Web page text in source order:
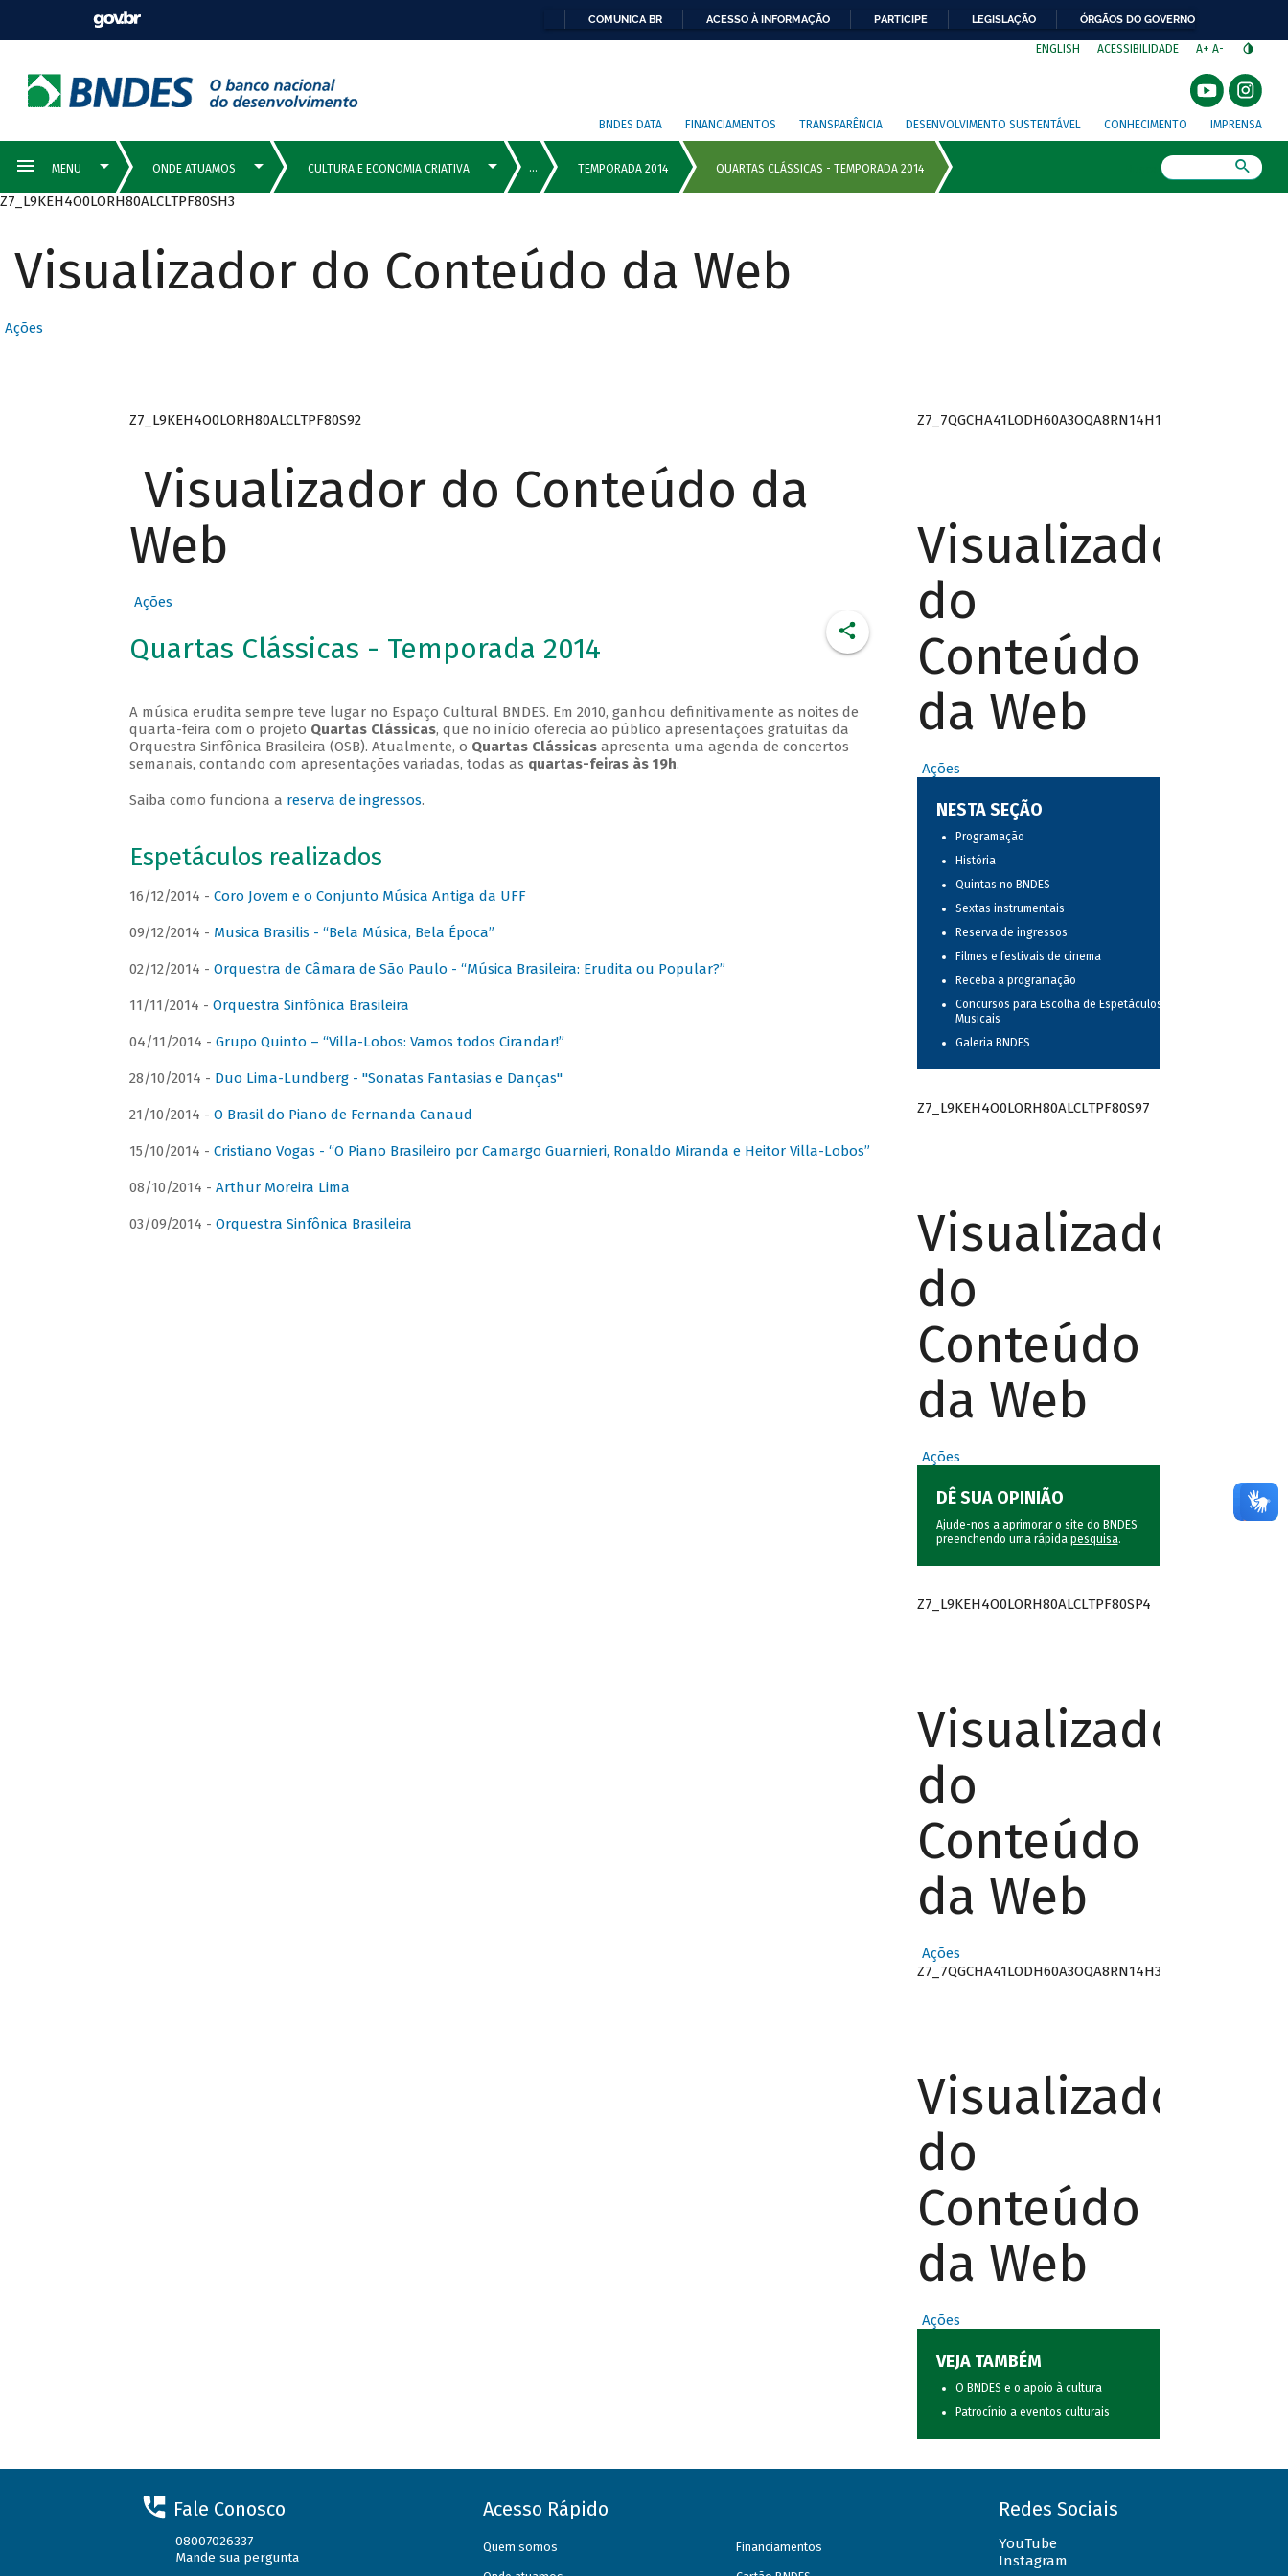
COMUNICA BR ACESSO À INFORMAÇÃO PARTICIPE LEGISLAÇÃO ÓRGÃOS DO GOVERNO
ENGLISH ACESSIBILIDADE A+ A-
BNDES DATA FINANCIAMENTOS TRANSPARÊNCIA DESENVOLVIMENTO SUSTENTÁVEL CONHECIMENTO IMPRENSA
Z7_L9KEH4O0LORH80ALCLTPF80SH3
Visualizador do Conteúdo da Web
Ações
Z7_L9KEH4O0LORH80ALCLTPF80S92
Visualizador do Conteúdo da
Web
Ações
Quartas Clássicas - Temporada 2014
A música erudita sempre teve lugar no Espaço Cultural BNDES. Em 2010, ganhou definitivamente as noites de
quarta-feira com o projeto Quartas Clássicas, que no início oferecia ao público apresentações gratuitas da
Orquestra Sinfônica Brasileira (OSB). Atualmente, o Quartas Clássicasapresenta uma agenda de concertos
semanais, contando com apresentações variadas, todas as quartas-feiras às 19h.
Saiba como funciona a reserva de ingressos.
Espetáculos realizados
16/12/2014 - Coro Jovem e o Conjunto Música Antiga da UFF
09/12/2014 - Musica Brasilis - “Bela Música, Bela Época”
02/12/2014 - Orquestra de Câmara de São Paulo - “Música Brasileira: Erudita ou Popular?”
11/11/2014 - Orquestra Sinfônica Brasileira
04/11/2014 - Grupo Quinto – “Villa-Lobos: Vamos todos Cirandar!”
28/10/2014 - Duo Lima-Lundberg - "Sonatas Fantasias e Danças"
21/10/2014 - O Brasil do Piano de Fernanda Canaud
15/10/2014 - Cristiano Vogas - “O Piano Brasileiro por Camargo Guarnieri, Ronaldo Miranda e Heitor Villa-Lobos”
08/10/2014 - Arthur Moreira Lima
03/09/2014 - Orquestra Sinfônica Brasileira
Z7_7QGCHA41LODH60A3OQA8RN14H1
Visualizador
do
Conteúdo
da Web
Ações
NESTA SEÇÃO
Programação
História
Quintas no BNDES
Sextas instrumentais
Reserva de ingressos
Filmes e festivais de cinema
Receba a programação
Concursos para Escolha de Espetáculos
Musicais
Galeria BNDES
Z7_L9KEH4O0LORH80ALCLTPF80S97
Visualizador
do
Conteúdo
da Web
Ações
DÊ SUA OPINIÃO
Ajude-nos a aprimorar o site do BNDES
preenchendo uma rápida pesquisa.
Z7_L9KEH4O0LORH80ALCLTPF80SP4
Visualizador
do
Conteúdo
da Web
Ações
Z7_7QGCHA41LODH60A3OQA8RN14H3
Visualizador
do
Conteúdo
da Web
Ações
VEJA TAMBÉM
O BNDES e o apoio à cultura
Patrocínio a eventos culturais
Fale Conosco
08007026337
Mande sua pergunta
Acesso Rápido
Quem somos Financiamentos
Redes Sociais
YouTube
Instagram